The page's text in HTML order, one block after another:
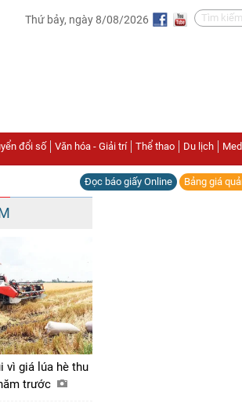
Thứ bảy, ngày 8/08/2026
đổi số Văn hóa - Giải trí Thể thao Du lịch
Đọc báo giấy Online Bảng giá
vì giá lúa hè thu
trước